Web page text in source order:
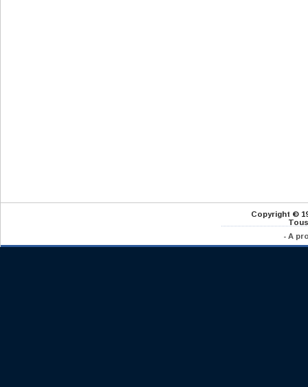
Copyright ©
- A